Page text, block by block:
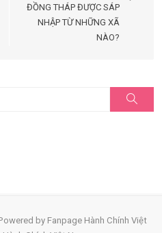
ĐỒNG THÁP ĐƯỢC SÁP
NHẬP TỪ NHỮNG XÃ
NÀO?
kiếm
by Fanpage Hành Chính Việt